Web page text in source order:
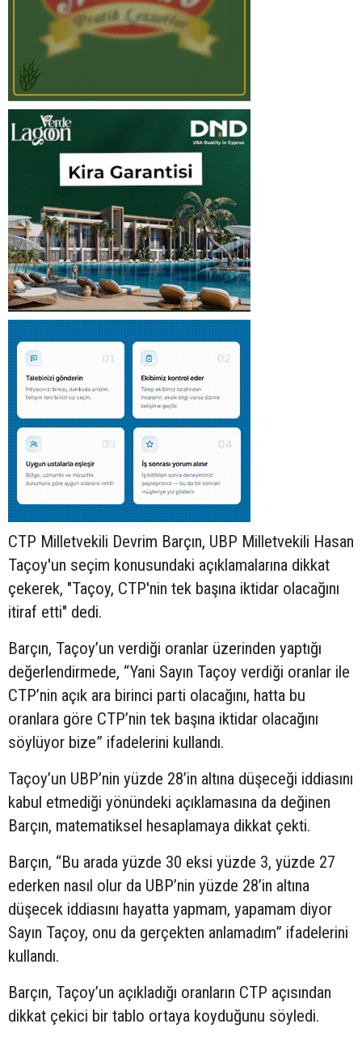
CTP Milletvekili Devrim Barçın, UBP Milletvekili Hasan
Taçoy'un seçim konusundaki açıklamalarına dikkat
çekerek, "Taçoy, CTP'nin tek başına iktidar olacağını
itiraf etti" dedi.
Barçın, Taçoy’un verdiği oranlar üzerinden yaptığı
değerlendirmede, “Yani Sayın Taçoy verdiği oranlar ile
CTP’nin açık ara birinci parti olacağını, hatta bu
oranlara göre CTP’nin tek başına iktidar olacağını
söylüyor bize” ifadelerini kullandı.
Taçoy’un UBP’nin yüzde 28’in altına düşeceği iddiasını
kabul etmediği yönündeki açıklamasına da değinen
Barçın, matematiksel hesaplamaya dikkat çekti.
Barçın, “Bu arada yüzde 30 eksi yüzde 3, yüzde 27
ederken nasıl olur da UBP’nin yüzde 28’in altına
düşecek iddiasını hayatta yapmam, yapamam diyor
Sayın Taçoy, onu da gerçekten anlamadım” ifadelerini
kullandı.
Barçın, Taçoy’un açıkladığı oranların CTP açısından
dikkat çekici bir tablo ortaya koyduğunu söyledi.